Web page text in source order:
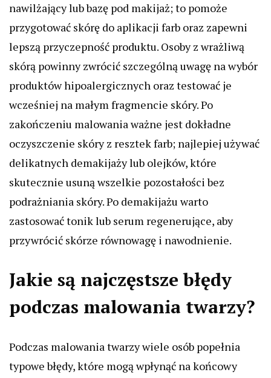
nawilżający lub bazę pod makijaż; to pomoże
przygotować skórę do aplikacji farb oraz zapewni
lepszą przyczepność produktu. Osoby z wrażliwą
skórą powinny zwrócić szczególną uwagę na wybór
produktów hipoalergicznych oraz testować je
wcześniej na małym fragmencie skóry. Po
zakończeniu malowania ważne jest dokładne
oczyszczenie skóry z resztek farb; najlepiej używać
delikatnych demakijaży lub olejków, które
skutecznie usuną wszelkie pozostałości bez
podrażniania skóry. Po demakijażu warto
zastosować tonik lub serum regenerujące, aby
przywrócić skórze równowagę i nawodnienie.
Jakie są najczęstsze błędy
podczas malowania twarzy?
Podczas malowania twarzy wiele osób popełnia
typowe błędy, które mogą wpłynąć na końcowy